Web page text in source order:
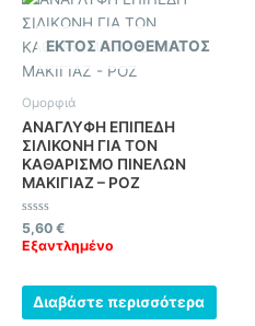
ΕΚΤΌΣ ΑΠΟΘΈΜΑΤΟΣ
Ομορφιά
ΑΝΑΓΛΥΦΗ ΕΠΙΠΕΔΗ
ΣΙΛΙΚΟΝΗ ΓΙΑ ΤΟΝ
ΚΑΘΑΡΙΣΜΟ ΠΙΝΕΛΩΝ
ΜΑΚΙΓΙΑΖ – ΡΟΖ
Βαθμολογήθηκε
με
0
5,60 €
Εξαντλημένο
Διαβάστε περισσότερα